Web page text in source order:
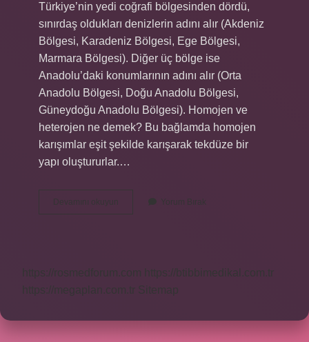
Türkiye’nin yedi coğrafi bölgesinden dördü,
sınırdaş oldukları denizlerin adını alır (Akdeniz
Bölgesi, Karadeniz Bölgesi, Ege Bölgesi,
Marmara Bölgesi). Diğer üç bölge ise
Anadolu’daki konumlarının adını alır (Orta
Anadolu Bölgesi, Doğu Anadolu Bölgesi,
Güneydoğu Anadolu Bölgesi). Homojen ve
heterojen ne demek? Bu bağlamda homojen
karışımlar eşit şekilde karışarak tekdüze bir
yapı oluştururlar.…
Devamını okuyun
Heterojen
Bölge
Yorum Bırak
https://rosmedforum.com
https://btibbimedikal.com.tr
https://megaplan.com.tr
Sitemap